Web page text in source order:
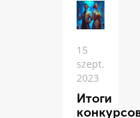
15
szept.
2023
Итоги